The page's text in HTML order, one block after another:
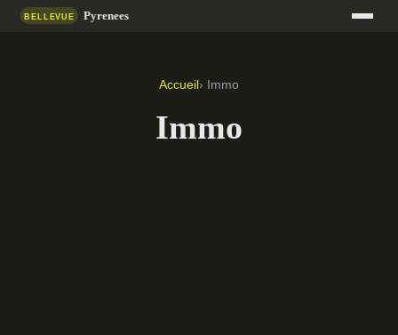
Accueil › Immo
Immo